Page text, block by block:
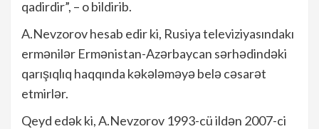
qadirdir”, – o bildirib.
A.Nevzorov hesab edir ki, Rusiya televiziyasındakı
ermənilər Ermənistan-Azərbaycan sərhədindəki
qarışıqlıq haqqında kəkələməyə belə cəsarət
etmirlər.
Qeyd edək ki, A.Nevzorov 1993-cü ildən 2007-ci